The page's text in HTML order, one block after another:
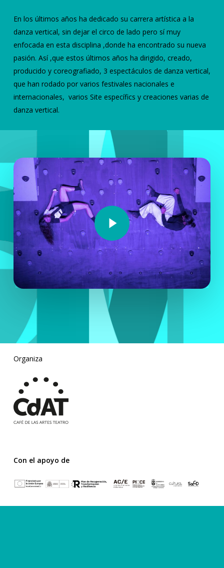
En los últimos años ha dedicado su carrera artística a la
danza vertical, sin dejar el circo de lado pero sí muy
enfocada en esta disciplina ,donde ha encontrado su nueva
pasión. Así ,que estos últimos años ha dirigido, creado,
producido y coreografiado, 3 espectáculos de danza vertical,
que han rodado por varios festivales nacionales e
internacionales, varios Site específics y creaciones varias de
danza vertical.
Play Video
Play Video
Organiza
Con el apoyo de